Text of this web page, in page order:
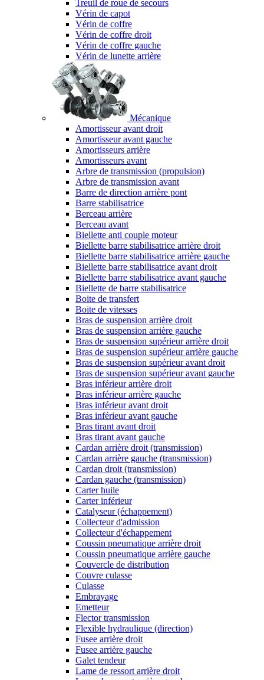
Treuil de roue de secours
Vérin de capot
Vérin de coffre
Vérin de coffre droit
Vérin de coffre gauche
Vérin de lunette arrière
Mécanique
Amortisseur avant droit
Amortisseur avant gauche
Amortisseurs arrière
Amortisseurs avant
Arbre de transmission (propulsion)
Arbre de transmission avant
Barre de direction arrière pont
Barre stabilisatrice
Berceau arrière
Berceau avant
Biellette anti couple moteur
Biellette barre stabilisatrice arrière droit
Biellette barre stabilisatrice arrière gauche
Biellette barre stabilisatrice avant droit
Biellette barre stabilisatrice avant gauche
Biellette de barre stabilisatrice
Boite de transfert
Boite de vitesses
Bras de suspension arrière droit
Bras de suspension arrière gauche
Bras de suspension supérieur arrière droit
Bras de suspension supérieur arrière gauche
Bras de suspension supérieur avant droit
Bras de suspension supérieur avant gauche
Bras inférieur arrière droit
Bras inférieur arrière gauche
Bras inférieur avant droit
Bras inférieur avant gauche
Bras tirant avant droit
Bras tirant avant gauche
Cardan arrière droit (transmission)
Cardan arrière gauche (transmission)
Cardan droit (transmission)
Cardan gauche (transmission)
Carter huile
Carter inférieur
Catalyseur (échappement)
Collecteur d'admission
Collecteur d'échappement
Coussin pneumatique arrière droit
Coussin pneumatique arrière gauche
Couvercle de distribution
Couvre culasse
Culasse
Embrayage
Emetteur
Flector transmission
Flexible hydraulique (direction)
Fusee arrière droit
Fusee arrière gauche
Galet tendeur
Lame de ressort arrière droit